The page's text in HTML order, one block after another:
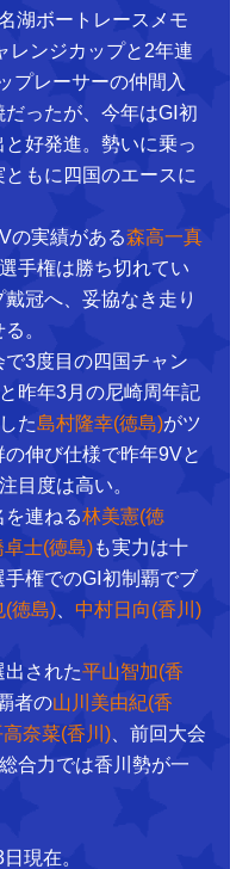
湖ボートレースメモ
レンジカップと2年連
プレーサーの仲間入
ったが、今年はGⅠ初
好発進。勢いに乗っ
もに四国のエースに
の実績がある森高一真
手権は勝ち切れてい
冠へ、妥協なき走り
。
3度目の四国チャン
と昨年3月の尼崎周年記
た島村隆幸(徳島)がツ
伸び仕様で昨年9Vと
目度は高い。
連ねる林美憲(徳
卓士(徳島)も実力は十
権でのGⅠ初制覇でブ
(徳島)
中村日向(香川)
された平山智加(香
者の山川美由紀(香
高奈菜(香川) 、前回大会
合力では香川勢が一
現在。